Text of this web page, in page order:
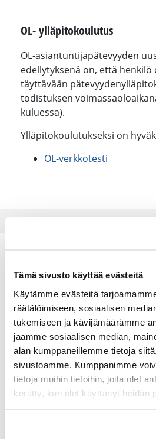
Tämä sivusto käyttää evästeitä
Käytämme evästeitä
räätälöimiseen, sosiaalisen
tukemiseen ja kävijämäärämme
jaamme sosiaalisen median,
alan kumppaneillemme tietoja
sivustoamme. Kumppanimme
tietoja muihin tietoihin, joita olet
kerätty, kun olet käyttänyt heidän
OL- ylläpitokoulutus
OL-asiantuntijapätevyyden
edellytyksenä on, että
täyttävään
todistuksen
kuluessa).
Ylläpitokoulutukseksi on
OL-verkkotesti
Yhteystietomme
SETI Oy
Harakantie 18 B, 02650 ESPOO
PL 55, 02601 ESPOO
e-mail: seti@seti.fi